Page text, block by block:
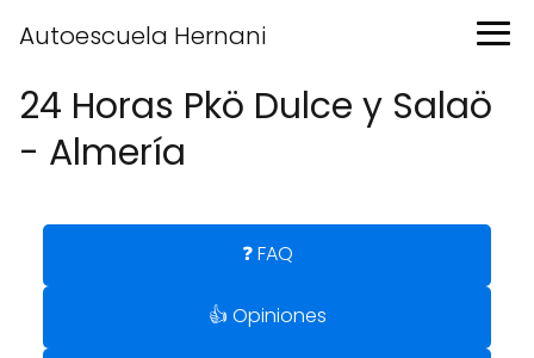
Autoescuela Hernani
24 Horas Pkö Dulce y Salaö
- Almería
❓ FAQ
👍 Opiniones